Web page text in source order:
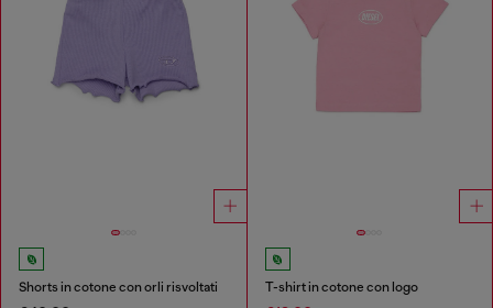
Shorts in cotone con orli risvoltati T-shirt in cotone con logo